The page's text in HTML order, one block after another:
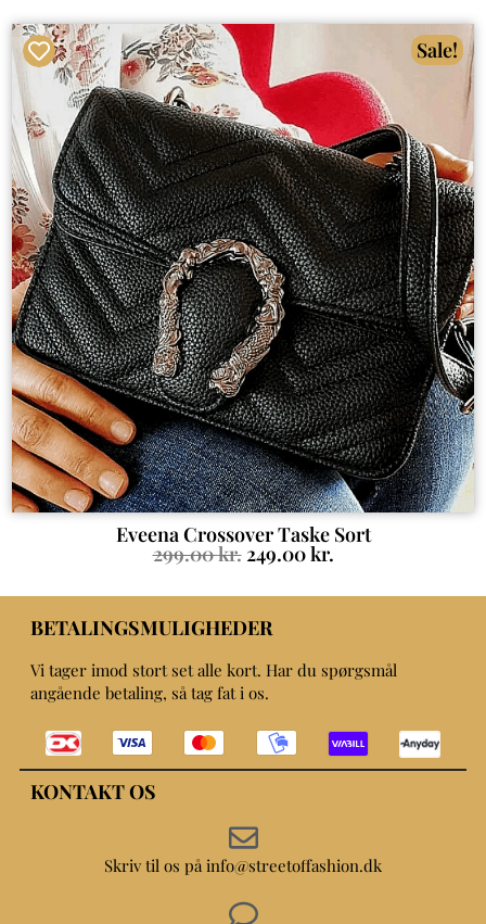
Sale!
Eveena Crossover Taske Sort
299.00kr. 249.00kr.
BETALINGSMULIGHEDER
Vi tager imod stort set alle kort. Har du spørgsmål
angående betaling, så tag fat i os.
KONTAKT OS
Skriv til os på info@streetoffashion.dk